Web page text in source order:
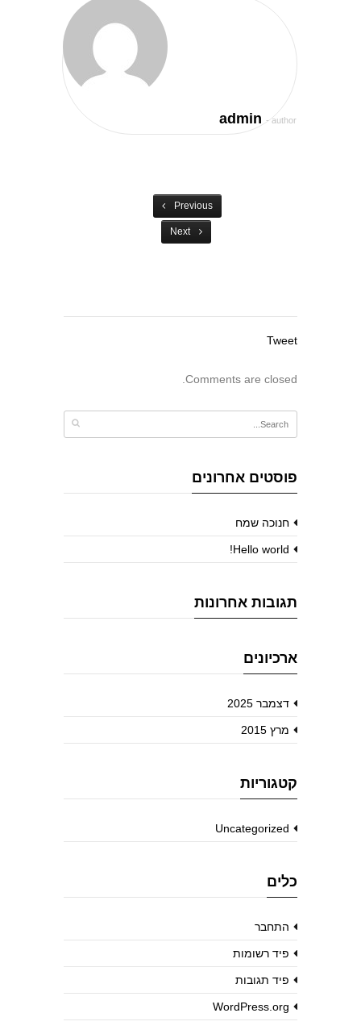
אופניים
הפנצ'ר
admin - author
Tweet
Previous
Next
Comments are closed.
פוסטים אחרונים
חנוכה שמח
Hello world!
תגובות אחרונות
ארכיונים
דצמבר 2025
מרץ 2015
קטגוריות
Uncategorized
כלים
התחבר
פיד רשומות
פיד תגובות
WordPress.org